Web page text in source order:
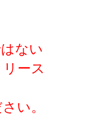
ない
ース
い。